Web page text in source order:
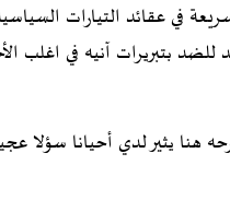
في عقائد التيارات
بتبريرات آنيه في اغلب
يثير لدي أحيانا سؤلا